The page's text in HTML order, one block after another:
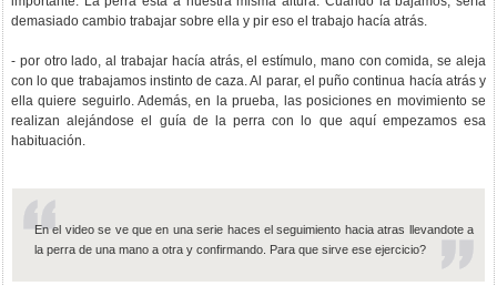
demasiado cambio trabajar sobre ella y pir eso el trabajo hacía atrás.
- por otro lado, al trabajar hacía atrás, el estímulo, mano con comida, se aleja
con lo que trabajamos instinto de caza. Al parar, el puño continua hacía atrás y
ella quiere seguirlo. Además, en la prueba, las posiciones en movimiento se
realizan alejándose el guía de la perra con lo que aquí empezamos esa
habituación.
En el video se ve que en una serie haces el seguimiento hacia atras llevandote a
la perra de una mano a otra y confirmando. Para que sirve ese ejercicio?